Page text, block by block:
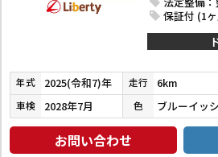
保証付 (1
年式 2025(令和7)年 走行 6km
車検 2028年7月 色
お問い合わせ